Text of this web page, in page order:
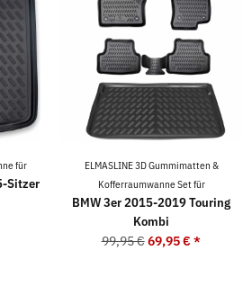
für
Sitzer
ELMASLINE 3D Gummimatten &
Kofferraumwanne Set für
BMW 3er 2015-2019 Touring
Kombi
99,95 € 69,95 €*